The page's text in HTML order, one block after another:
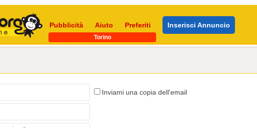
Pubblicità Aiuto Preferiti Inserisci Annuncio
Torino
Inviami una copia dell'email